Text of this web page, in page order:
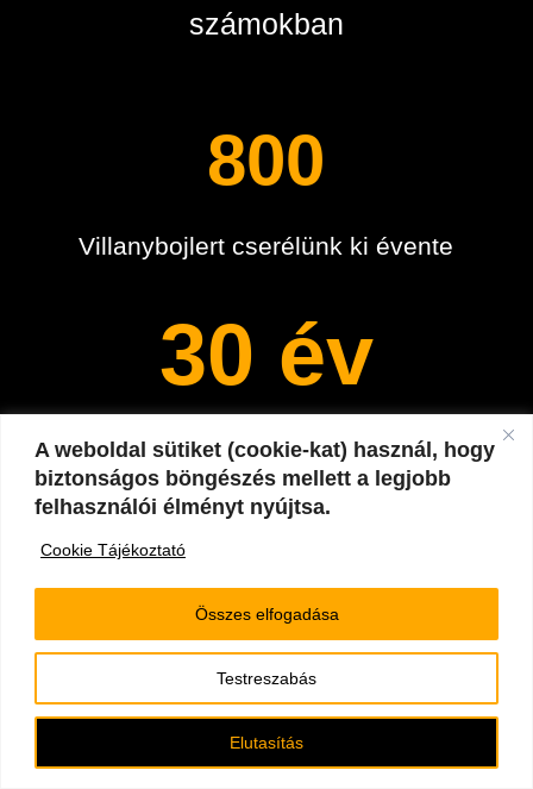
A weboldal sütiket (cookie-kat) használ, hogy
biztonságos böngészés mellett a legjobb
felhasználói élményt nyújtsa.
Cookie Tájékoztató
Testreszabás
Elutasítás
Összes elfogadása
számokban
800
Villanybojlert cserélünk ki évente
30 év
Szakértő tapasztalat
700
Villanybojlert javítunk meg évente